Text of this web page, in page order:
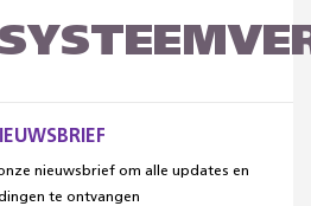
nieuwsbrief om alle updates en
te ontvangen